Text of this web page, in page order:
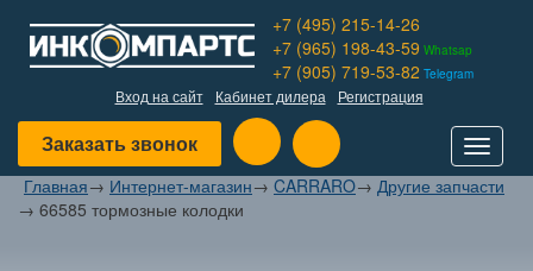
+7 (495) 215-14-26
+7 (965) 198-43-59 Whatsap
+7 (905) 719-53-82 Telegram
Вход на сайт Кабинет дилера Регистрация
Заказать звонок
Toggle
Главная→ Интернет-магазин→ CARRARO→ Другие запчасти
→ 66585 тормозные колодки